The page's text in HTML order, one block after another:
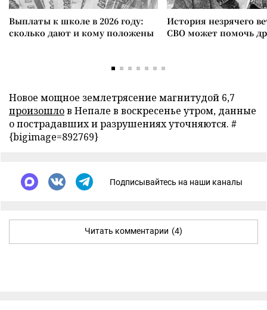
Выплаты к школе в 2026 году:
сколько дают и кому положены
История незрячего
СВО может помочь
Новое мощное землетрясение магнитудой 6,7
произошлов Непале в воскресенье утром, данные
о пострадавших и разрушениях уточняются. #
{bigimage=892769}
Подписывайтесь на наши каналы
Читать комментарии (4)